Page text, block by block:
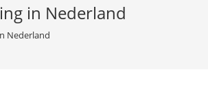
in Nederland
Nederland